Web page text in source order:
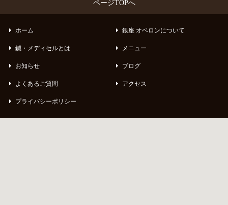
ページTOPへ
ホーム 銀座 オベロンについて
鍼・メディセルとは メニュー
お知らせ ブログ
よくあるご質問 アクセス
プライバシーポリシー